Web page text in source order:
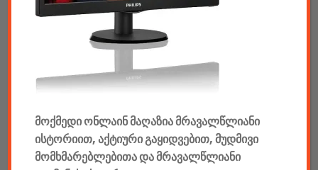
აუდიო & ვიდეო
მანქანის აქსესუარები
ელემენტები
აკკუმულატორები
მოქმედი ონლაინ მაღაზია მრავალწლიანი
ისტორიით, აქტიური გაყიდვებით, მუდმივი
მომხმარებლებითა და მრავალწლიანი